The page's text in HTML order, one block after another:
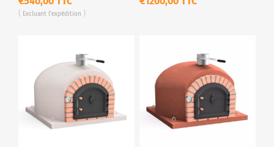
Excluant l'expédition